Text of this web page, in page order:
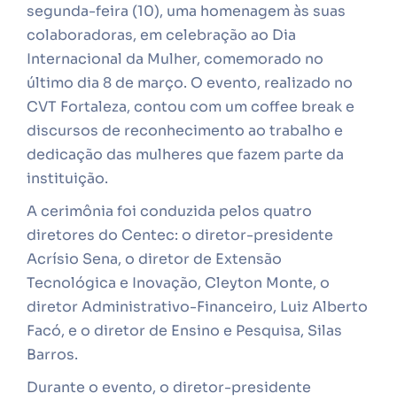
segunda-feira (10), uma homenagem às suas
colaboradoras, em celebração ao Dia
Internacional da Mulher, comemorado no
último dia 8 de março. O evento, realizado no
CVT Fortaleza, contou com um coffee break e
discursos de reconhecimento ao trabalho e
dedicação das mulheres que fazem parte da
instituição.
A cerimônia foi conduzida pelos quatro
diretores do Centec: o diretor-presidente
Acrísio Sena, o diretor de Extensão
Tecnológica e Inovação, Cleyton Monte, o
diretor Administrativo-Financeiro, Luiz Alberto
Facó, e o diretor de Ensino e Pesquisa, Silas
Barros.
Durante o evento, o diretor-presidente